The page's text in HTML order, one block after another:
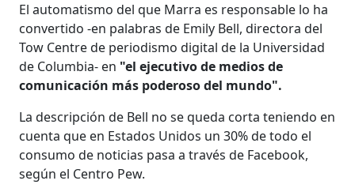
El automatismo del que Marra es responsable lo ha
convertido -en palabras de Emily Bell, directora del
Tow Centre de periodismo digital de la Universidad
de Columbia- en "el ejecutivo de medios de
comunicación más poderoso del mundo".
La descripción de Bell no se queda corta teniendo en
cuenta que en Estados Unidos un 30% de todo el
consumo de noticias pasa a través de Facebook,
según el Centro Pew.